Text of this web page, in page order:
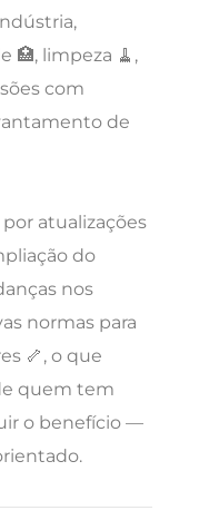
🏥, limpeza 🧹,
com
de
por atualizações
do
nos
normas para
🦴, o que
quem tem
o benefício —